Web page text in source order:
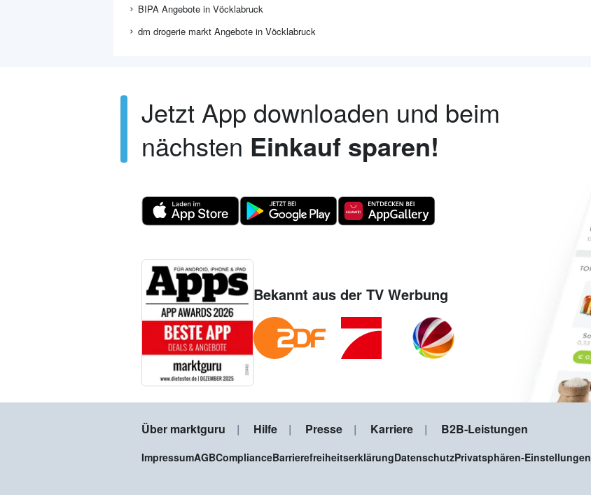
BIPA Angebote in Vöcklabruck
dm drogerie markt Angebote in Vöcklabruck
Jetzt App downloaden und beim
nächsten Einkauf sparen!
Bekannt aus der TV Werbung
Über marktguru Hilfe Presse Karriere B2B-Leistungen
ImpressumAGBComplianceBarrierefreiheitserklärungDatenschutzPrivatsphären-Einstellungen